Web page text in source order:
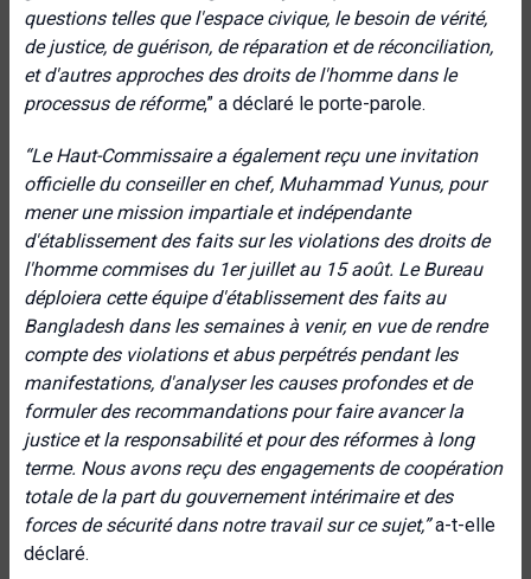
questions telles que l'espace civique, le besoin de vérité,
de justice, de guérison, de réparation et de réconciliation,
et d'autres approches des droits de l'homme dans le
processus de réforme,” a déclaré le porte-parole.
“Le Haut-Commissaire a également reçu une invitation
officielle du conseiller en chef, Muhammad Yunus, pour
mener une mission impartiale et indépendante
d'établissement des faits sur les violations des droits de
l'homme commises du 1er juillet au 15 août. Le Bureau
déploiera cette équipe d'établissement des faits au
Bangladesh dans les semaines à venir, en vue de rendre
compte des violations et abus perpétrés pendant les
manifestations, d'analyser les causes profondes et de
formuler des recommandations pour faire avancer la
justice et la responsabilité et pour des réformes à long
terme. Nous avons reçu des engagements de coopération
totale de la part du gouvernement intérimaire et des
forces de sécurité dans notre travail sur ce sujet,”a-t-elle
déclaré.